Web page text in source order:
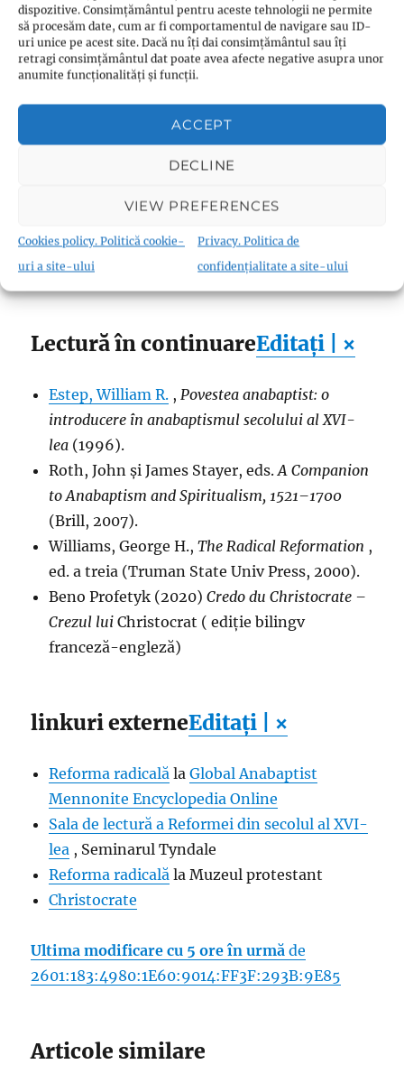
dispozitive. Consimțământul pentru aceste tehnologii ne permite
să procesăm date, cum ar fi comportamentul de navigare sau ID-
uri unice pe acest site. Dacă nu îți dai consimțământul sau îți
retragi consimțământul dat poate avea afecte negative asupra unor
anumite funcționalități și funcții.
ACCEPT
DECLINE
VIEW PREFERENCES
Cookies policy. Politică cookie-
uri a site-ului
Privacy. Politica de
confidențialitate a site-ului
a gândirii creștine, 101. Donald B. Kraybill,
Concise Encyclopedia of Amish, Brethren,
Hutterites, and Mennonites, JHU Press, SUA,
ISBN lipsește ]
The Encyclopedia of World
Religions, Infobase Publishing, SUA, 2007, p.
Justo L. Gonzalez,A History of Christian
Thought(Abingdon: Nashville, 1975)
lipsă]
Lectură în continuareEditați | ×
Estep, William R. , Povestea anabaptist: o
introducere în anabaptismul secolului al XVI-
lea (1996).
Roth, John și James Stayer, eds.A Companion
to Anabaptism and Spiritualism, 1521–1700
(Brill, 2007).
Williams, George H.,The Radical Reformation ,
ed. a treia (Truman State Univ Press, 2000).
Beno Profetyk (2020)Credo du Christocrate –
Crezul lui Christocrat ( ediție bilingv
franceză-engleză)
linkuri externeEditați | ×
Reforma radicală laGlobal Anabaptist
Mennonite Encyclopedia Online
Sala de lectură a Reformei din secolul al XVI-
lea , Seminarul Tyndale
Reforma radicală la Muzeul protestant
Christocrate
Ultima modificare cu 5 ore în urmă de
2601:183:4980:1E60:9014:FF3F:293B:9E85
Articole similare